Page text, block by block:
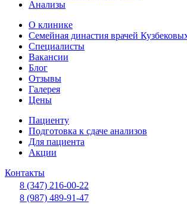
Анализы
О клинике
Семейная династия врачей
Специалисты
Вакансии
Блог
Отзывы
Галерея
Цены
Пациенту
Подготовка к сдаче анализов
Для пациента
Акции
Контакты
8 (347) 216-00-22
8 (987) 489-91-47